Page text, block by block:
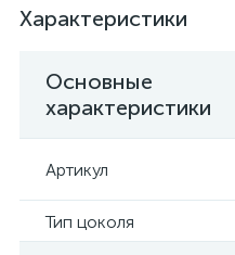
Характеристики
Основные
характеристики
Артикул
Тип цоколя